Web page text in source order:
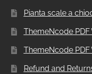
Pianta scale a
ThemeNcode PDF
ThemeNcode PDF
Refund and